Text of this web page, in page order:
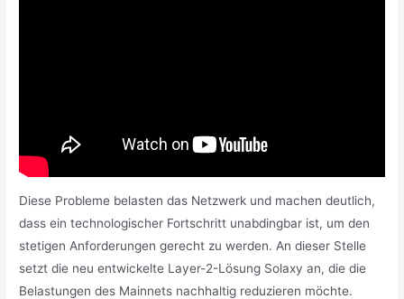
Diese Probleme belasten das Netzwerk und machen deutlich,
dass ein technologischer Fortschritt unabdingbar ist, um den
stetigen Anforderungen gerecht zu werden. An dieser Stelle
setzt die neu entwickelte Layer-2-Lösung Solaxy an, die die
Belastungen des Mainnets nachhaltig reduzieren möchte.